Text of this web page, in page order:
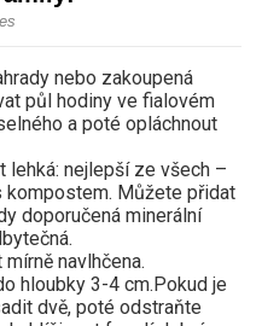
nebo zakoupená
půl hodiny ve fialovém
a poté opláchnout
lehká: nejlepší ze všech –
kompostem. Můžete přidat
doporučená minerální
navlhčena.
hloubky 3-4 cm.Pokud je
dvě, poté odstraňte